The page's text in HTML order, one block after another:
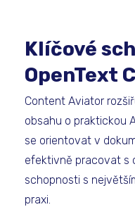
Klíčové
OpenText
Content Aviator
obsahu o praktickou
se orientovat v
efektivně pracovat s
schopnosti s
praxi.